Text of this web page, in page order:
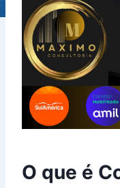
O que é